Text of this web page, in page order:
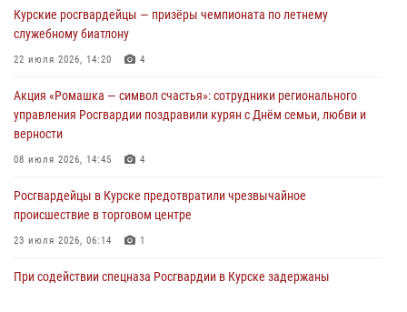
30 июля 2026, 07:00
Курские росгвардейцы приняли участие в благодарственном
28 июля 2026, 13:17
Курские росгвардейцы — призёры чемпионата по летнему
служебному биатлону
22 июля 2026, 14:20 4
Акция «Ромашка — символ счастья»: сотрудники регионального
управления Росгвардии поздравили курян с Днём семьи, любви и
верности
08 июля 2026, 14:45 4
Росгвардейцы в Курске предотвратили чрезвычайное
происшествие в торговом центре
23 июля 2026, 06:14 1
При содействии спецназа Росгвардии в Курске задержаны